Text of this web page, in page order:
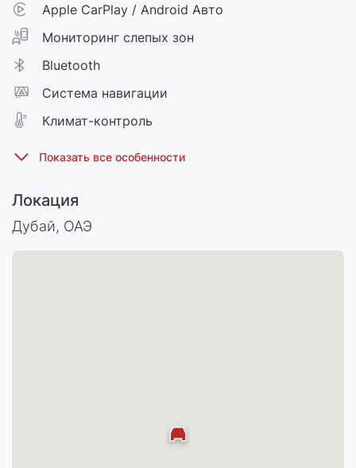
Apple CarPlay / Android Авто
Мониторинг слепых зон
Bluetooth
Cистема навигации
Климат-контроль
Локация
Дубай, ОАЭ